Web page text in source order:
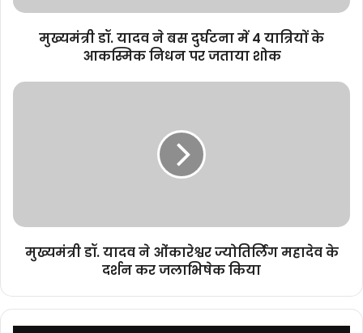
यात्रियों
आकस्मिक
जताया
मुख्यमंत्री डॉ. यादव ने बस दुर्घटना में 4 यात्रियों के
आकस्मिक निधन पर जताया शोक
मुख्यमंत्री
दर्शन
जलाभिषेक
मुख्यमंत्री डॉ. यादव ने ओंकारेश्वर ज्योतिर्लिंग महादेव के
दर्शन कर जलाभिषेक किया